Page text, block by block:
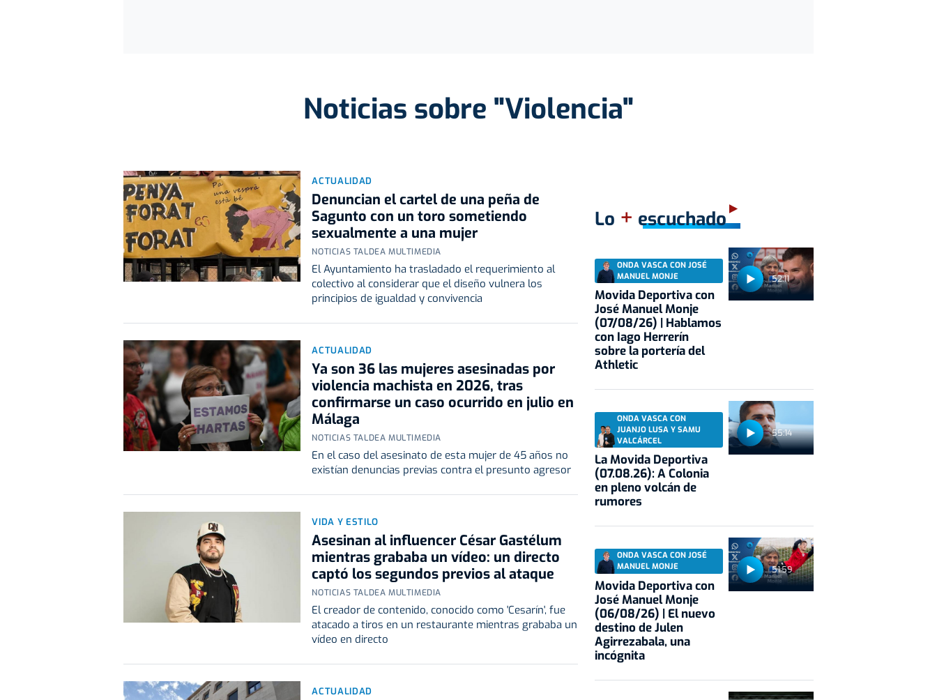
Noticias sobre "Violencia"
ACTUALIDAD
Denuncian el cartel de una peña de
Sagunto con un toro sometiendo
sexualmente a una mujer
NOTICIAS TALDEA MULTIMEDIA
El Ayuntamiento ha trasladado el requerimiento al
colectivo al considerar que el diseño vulnera los
principios de igualdad y convivencia
ACTUALIDAD
Ya son 36 las mujeres asesinadas por
violencia machista en 2026, tras
confirmarse un caso ocurrido en julio en
Málaga
NOTICIAS TALDEA MULTIMEDIA
En el caso del asesinato de esta mujer de 45 años no
existían denuncias previas contra el presunto agresor
VIDA Y ESTILO
Asesinan al influencer César Gastélum
mientras grababa un vídeo: un directo
captó los segundos previos al ataque
NOTICIAS TALDEA MULTIMEDIA
El creador de contenido, conocido como 'Cesarín', fue
atacado a tiros en un restaurante mientras grababa un
vídeo en directo
ACTUALIDAD
Lo + escuchado
52:11
ONDA VASCA CON JOSÉ
MANUEL MONJE
Movida Deportiva con
José Manuel Monje
(07/08/26) | Hablamos
con Iago Herrerín
sobre la portería del
Athletic
55:14
ONDA VASCA CON
JUANJO LUSA Y SAMU
VALCÁRCEL
La Movida Deportiva
(07.08.26): A Colonia
en pleno volcán de
rumores
51:59
ONDA VASCA CON JOSÉ
MANUEL MONJE
Movida Deportiva con
José Manuel Monje
(06/08/26) | El nuevo
destino de Julen
Agirrezabala, una
incógnita